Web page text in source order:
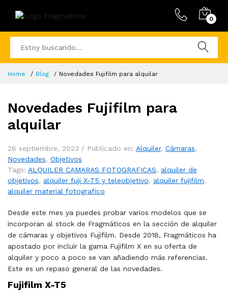
0
Home Blog Novedades Fujifilm para alquilar
Novedades Fujifilm para
alquilar
26 septiembre, 2023 / Publicado en: Alquiler, Cámaras,
Novedades, Objetivos
Tags: ALQUILER CAMARAS FOTOGRAFICAS, alquiler de
objetivos, alquiler fuji X-T5 y teleobjetivo, alquiler fujifilm,
alquiler material fotografico
Desde este mes ya puedes probar varios modelos que se
incorporan al stock de Fragmáticos en la sección de alquiler
de cámaras y objetivos Fujifilm. Desde 2018, Fragmáticos ha
apostado por incluir la gama Fujifilm X en su oferta de
alquiler y poco a poco se van añadiendo más referencias.
Este es un repaso general de las novedades.
Fujifilm X-T5